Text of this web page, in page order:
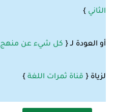
الثاني }
أو العودة لـ { كل شيء عن منهج Super Goal
لزياة { قناة ثمرات اللغة }